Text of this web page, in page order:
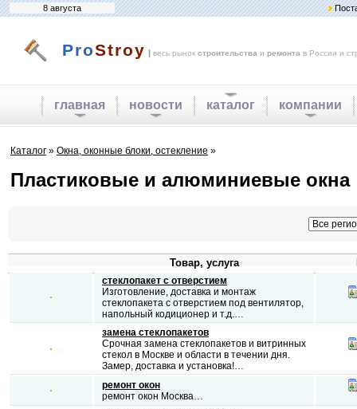
8 августа
ProStroy | весь рынок строительства и ремонта в России и
главная новости каталог компании
Каталог » Окна, оконные блоки, остекление »
Пластиковые и алюминиевые окна
Товар, услуга
стеклопакет с отверстием
Изготовление, доставка и монтаж
стеклопакета с отверстием под вентилятор,
напольный кодиционер и т.д.…
замена стеклопакетов
Срочная замена стеклопакетов и витринных
стекол в Москве и области в течении дня.
Замер, доставка и установка!…
ремонт окон
ремонт окон Москва…